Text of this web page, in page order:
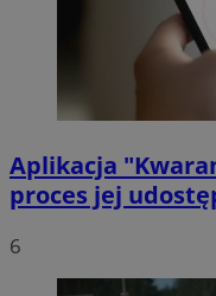
Aplikacja
proces jej
6